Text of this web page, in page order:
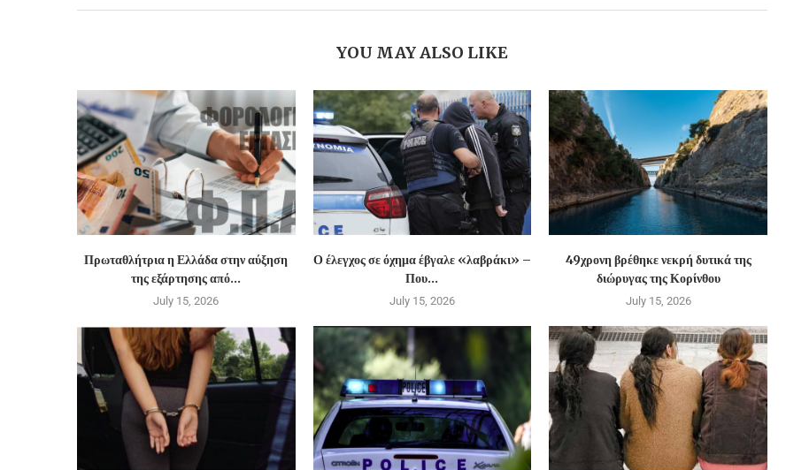
YOU MAY ALSO LIKE
Πρωταθλήτρια η Ελλάδα στην αύξηση
της εξάρτησης από...
July 15, 2026
Ο έλεγχος σε όχημα έβγαλε «λαβράκι» –
Που...
July 15, 2026
49χρονη βρέθηκε νεκρή δυτικά της
διώρυγας της Κορίνθου
July 15, 2026